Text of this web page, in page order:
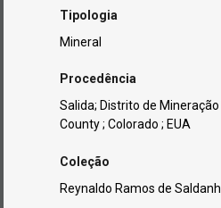
Tipologia
Mineral
Procedência
Salida; Distrito de
County ; Colorado ; EUA
Coleção
Reynaldo Ramos de